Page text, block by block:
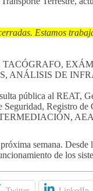
Estamos
TACÓGRAFO,
ANÁLISIS DE
pública al REAT,
Seguridad, Registro
semana.
de los